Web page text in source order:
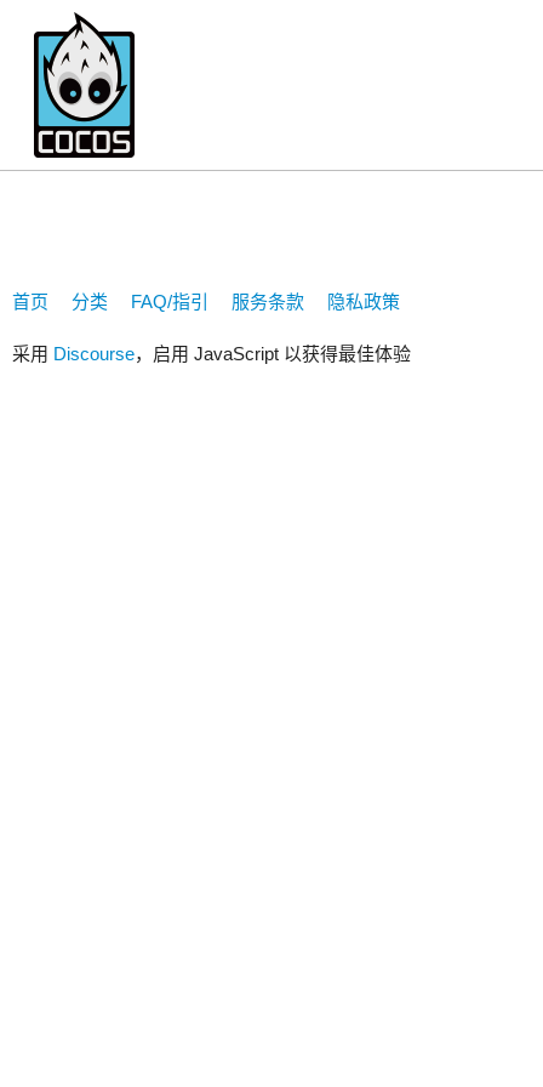
520290171
首页 分类 FAQ/指引 服务条款 隐私政策
采用 Discourse，启用 JavaScript 以获得最佳体验